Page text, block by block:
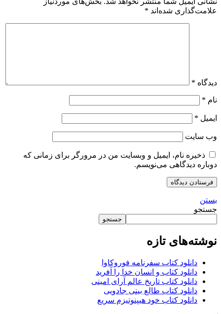
علامت‌گذاری شده‌اند *
دیدگاه *
نام *
ایمیل *
وب‌ سایت
ذخیره نام، ایمیل و وبسایت من در مرورگر برای زمانی که
دوباره دیدگاهی می‌نویسم.
بستن
جستجو
جستجو
نوشته‌های تازه
دانلود کتاب سفرنامه فوروکاوا
دانلود کتاب و انسان خدا را آفرید
دانلود کتاب تاریخ عالم آرای امینی
دانلود کتاب طالع بینی جادویی
دانلود کتاب خود هیپنوتیزم سریع